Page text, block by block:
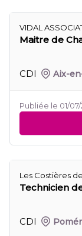
VIDAL
Maitre de
CDI Aix-
Publiée le 01/
Les Costières
Technicien
CDI